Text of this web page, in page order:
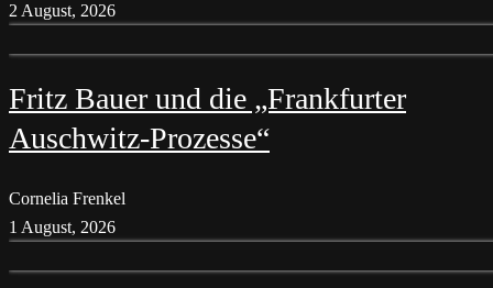
2 August, 2026
Fritz Bauer und die „Frankfurter
Auschwitz-Prozesse“
Cornelia Frenkel
1 August, 2026